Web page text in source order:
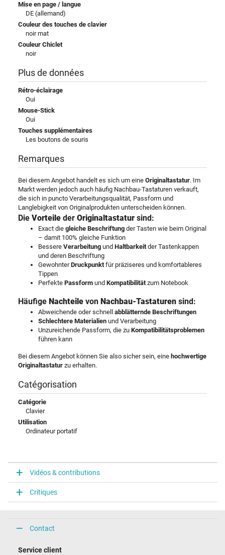
Mise en page / langue
DE (allemand)
Couleur des touches de clavier
noir mat
Couleur Chiclet
noir
Plus de données
Rétro-éclairage
Oui
Mouse-Stick
Oui
Touches supplémentaires
Les boutons de souris
Remarques
Bei diesem Angebot handelt es sich um eine Originaltastatur. Im
Markt werden jedoch auch häufig Nachbau-Tastaturen verkauft,
die sich in puncto Verarbeitungsqualität, Passform und
Langlebigkeit von Originalprodukten unterscheiden können.
Die Vorteile der Originaltastatur sind:
Exact die gleiche Beschriftung der Tasten wie beim Original
– damit 100% gleiche Funktion
Bessere Verarbeitung und Haltbarkeitder Tastenkappen
und deren Beschriftung
GewohnterDruckpunktfür präziseres und komfortableres
Tippen
Perfekte Passform und Kompatibilitätzum Notebook
Häufige Nachteile von Nachbau-Tastaturen sind:
Abweichende oder schnell abblätternde Beschriftungen
Schlechtere Materialien und Verarbeitung
Unzureichende Passform, die zu Kompatibilitätsproblemen
führen kann
Bei diesem Angebot können Sie also sicher sein, eine hochwertige
Originaltastatur zu erhalten.
Catégorisation
Catégorie
Clavier
Utilisation
Ordinateur portatif
Vidéos & contributions
Critiques
Contact
Service client